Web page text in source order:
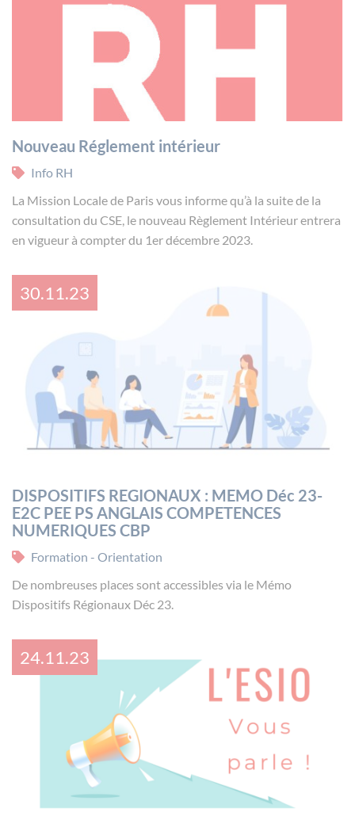
Nouveau Réglement intérieur
Info RH
La Mission Locale de Paris vous informe qu’à la suite de la
consultation du CSE, le nouveau Règlement Intérieur entrera
en vigueur à compter du 1er décembre 2023.
30.11.23
DISPOSITIFS REGIONAUX : MEMO Déc 23-
E2C PEE PS ANGLAIS COMPETENCES
NUMERIQUES CBP
Formation - Orientation
De nombreuses places sont accessibles via le Mémo
Dispositifs Régionaux Déc 23.
24.11.23